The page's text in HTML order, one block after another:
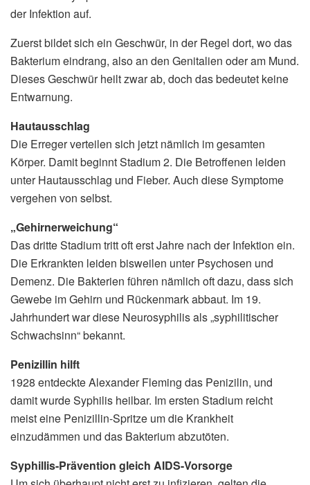
der Infektion auf.
Zuerst bildet sich ein Geschwür, in der Regel dort, wo das
Bakterium eindrang, also an den Genitalien oder am Mund.
Dieses Geschwür heilt zwar ab, doch das bedeutet keine
Entwarnung.
Hautausschlag
Die Erreger verteilen sich jetzt nämlich im gesamten
Körper. Damit beginnt Stadium 2. Die Betroffenen leiden
unter Hautausschlag und Fieber. Auch diese Symptome
vergehen von selbst.
„Gehirnerweichung“
Das dritte Stadium tritt oft erst Jahre nach der Infektion ein.
Die Erkrankten leiden bisweilen unter Psychosen und
Demenz. Die Bakterien führen nämlich oft dazu, dass sich
Gewebe im Gehirn und Rückenmark abbaut. Im 19.
Jahrhundert war diese Neurosyphilis als „syphilitischer
Schwachsinn“ bekannt.
Penizillin hilft
1928 entdeckte Alexander Fleming das Penizilin, und
damit wurde Syphilis heilbar. Im ersten Stadium reicht
meist eine Penizillin-Spritze um die Krankheit
einzudämmen und das Bakterium abzutöten.
Syphillis-Prävention gleich AIDS-Vorsorge